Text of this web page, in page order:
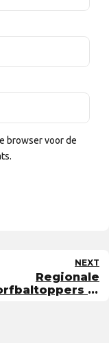
browser voor de
NEXT
Regionale
in